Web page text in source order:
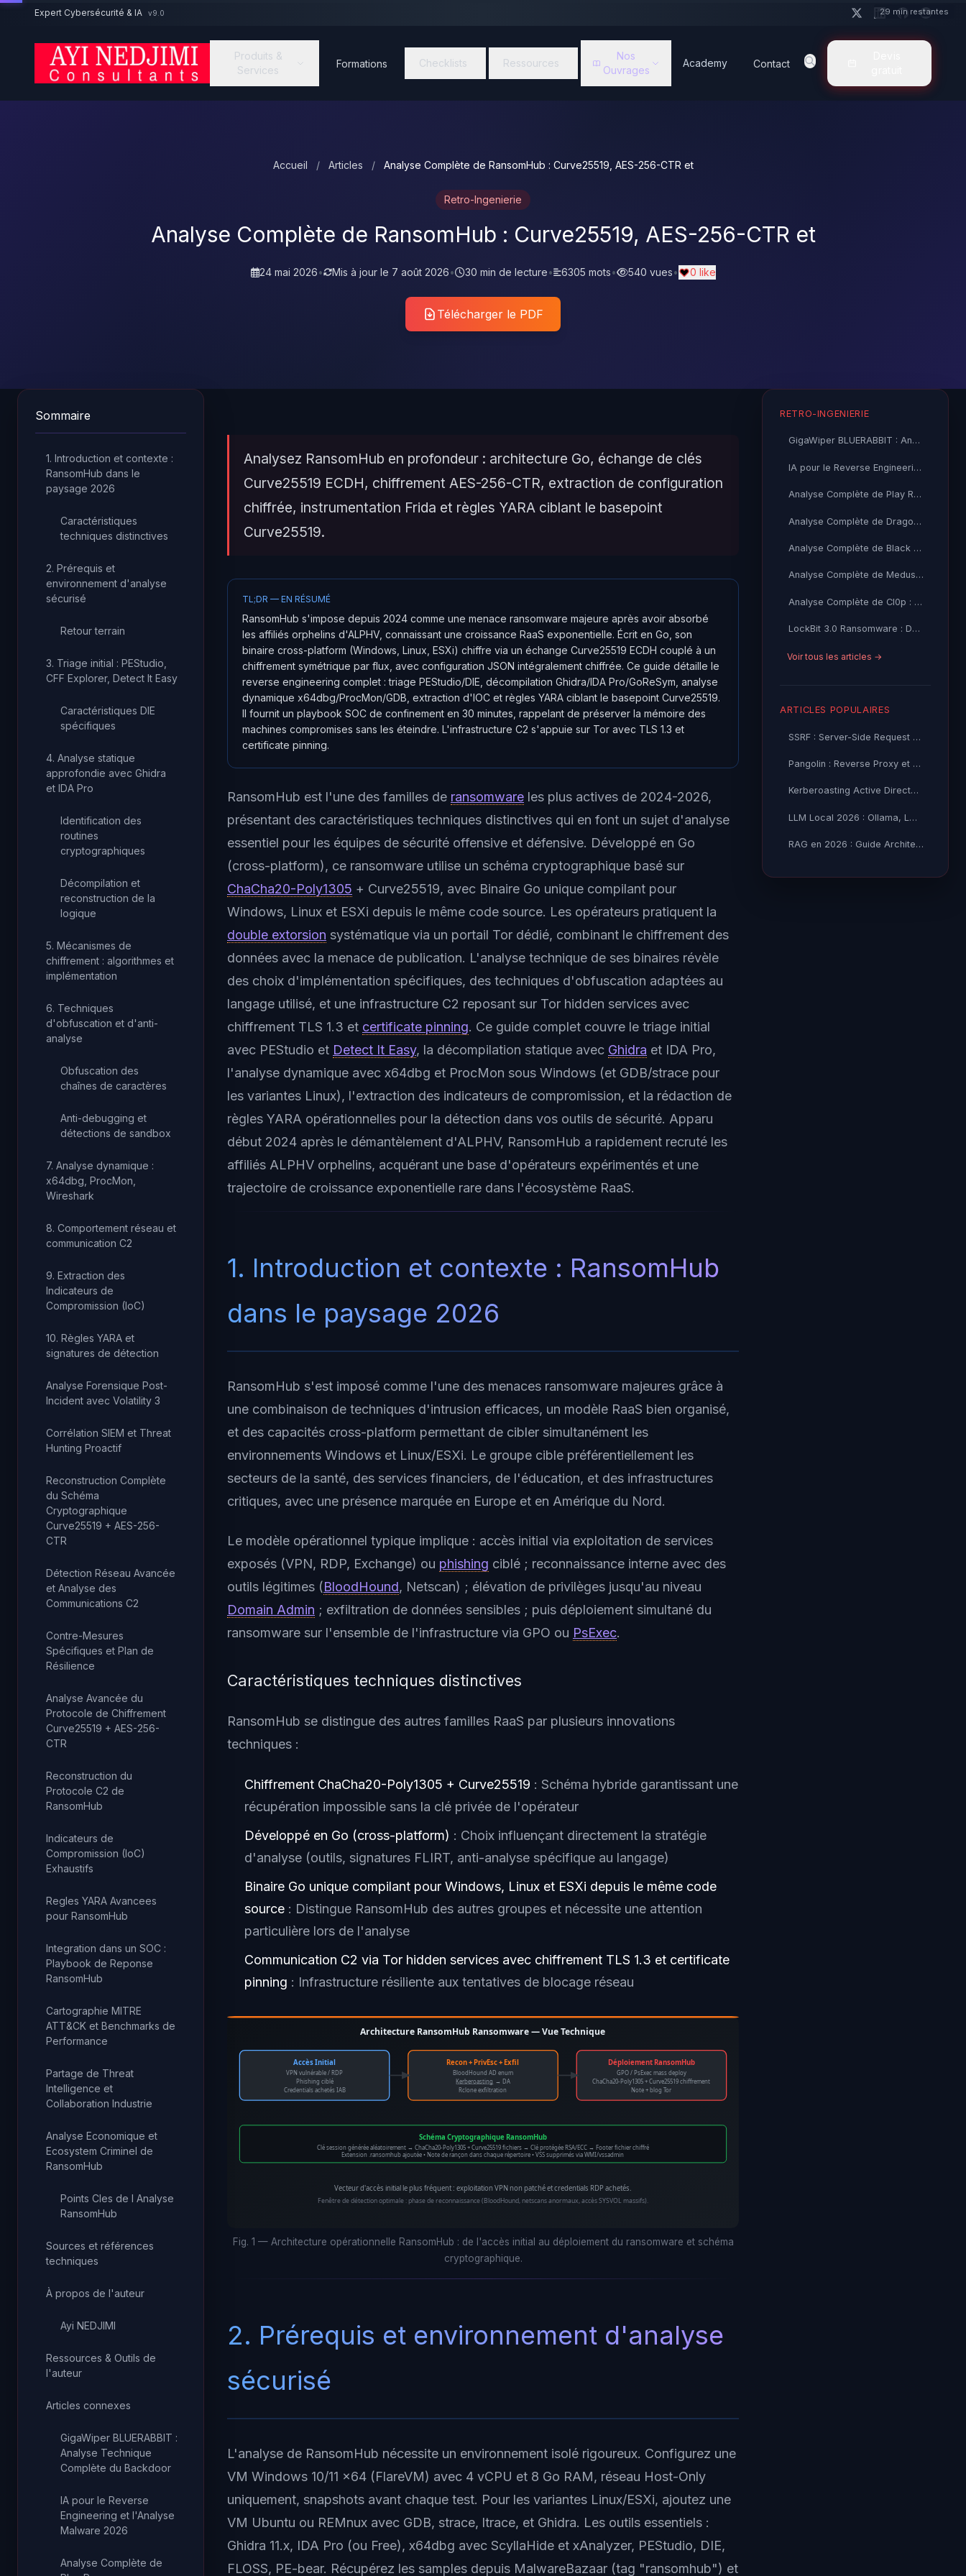
Aller au contenu principal
Expert Cybersécurité & IA v9.0
Produits &
Services
Formations Checklists Ressources
Nos
Ouvrages
Academy Contact
Accueil / Articles / Analyse Complète de RansomHub : Curve25519, AES-256-CTR et
Retro-Ingenierie
Analyse Complète de RansomHub : Curve25519, AES-256-CTR et
24 mai 2026• Mis à jour le 7 août 2026• 30 min de lecture• 6305 mots• 540 vues• 0 like
Télécharger le PDF
Sommaire
1. Introduction et contexte :
RansomHub dans le
paysage 2026
Caractéristiques
techniques distinctives
2. Prérequis et
environnement d'analyse
sécurisé
Retour terrain
3. Triage initial : PEStudio,
CFF Explorer, Detect It Easy
Caractéristiques DIE
spécifiques
4. Analyse statique
approfondie avec Ghidra
et IDA Pro
Identification des
routines
cryptographiques
Décompilation et
reconstruction de la
logique
5. Mécanismes de
chiffrement : algorithmes et
implémentation
6. Techniques
d'obfuscation et d'anti-
analyse
Obfuscation des
chaînes de caractères
Anti-debugging et
détections de sandbox
7. Analyse dynamique :
x64dbg, ProcMon,
Wireshark
8. Comportement réseau et
communication C2
9. Extraction des
Indicateurs de
Compromission (IoC)
10. Règles YARA et
signatures de détection
Analyse Forensique Post-
Incident avec Volatility 3
Corrélation SIEM et Threat
Hunting Proactif
Reconstruction Complète
du Schéma
Cryptographique
Curve25519 + AES-256-
CTR
Détection Réseau Avancée
et Analyse des
Communications C2
Contre-Mesures
Spécifiques et Plan de
Résilience
Analyse Avancée du
Protocole de Chiffrement
Curve25519 + AES-256-
CTR
Reconstruction du
Protocole C2 de
RansomHub
Indicateurs de
Compromission (IoC)
Exhaustifs
Regles YARA Avancees
pour RansomHub
Integration dans un SOC :
Playbook de Reponse
RansomHub
Cartographie MITRE
ATT&CK et Benchmarks de
Performance
Partage de Threat
Intelligence et
Collaboration Industrie
Analyse Economique et
Ecosystem Criminel de
RansomHub
Points Cles de l Analyse
RansomHub
Sources et références
techniques
À propos de l'auteur
Ayi NEDJIMI
Ressources & Outils de
l'auteur
Articles connexes
GigaWiper BLUERABBIT :
Analyse Technique
Complète du Backdoor
IA pour le Reverse
Engineering et l'Analyse
Malware 2026
Analyse Complète de
Analysez RansomHub en profondeur : architecture Go, échange de clés
Curve25519 ECDH, chiffrement AES-256-CTR, extraction de configuration
chiffrée, instrumentation Frida et règles YARA ciblant le basepoint
Curve25519.
TL;DR — EN RÉSUMÉ
RansomHub s'impose depuis 2024 comme une menace ransomware majeure après avoir absorbé
les affiliés orphelins d'ALPHV, connaissant une croissance RaaS exponentielle. Écrit en Go, son
binaire cross-platform (Windows, Linux, ESXi) chiffre via un échange Curve25519 ECDH couplé à un
chiffrement symétrique par flux, avec configuration JSON intégralement chiffrée. Ce guide détaille le
reverse engineering complet : triage PEStudio/DIE, décompilation Ghidra/IDA Pro/GoReSym, analyse
dynamique x64dbg/ProcMon/GDB, extraction d'IOC et règles YARA ciblant le basepoint Curve25519.
Il fournit un playbook SOC de confinement en 30 minutes, rappelant de préserver la mémoire des
machines compromises sans les éteindre. L'infrastructure C2 s'appuie sur Tor avec TLS 1.3 et
certificate pinning.
RansomHub est l'une des familles de ransomware les plus actives de 2024-2026,
présentant des caractéristiques techniques distinctives qui en font un sujet d'analyse
essentiel pour les équipes de sécurité offensive et défensive. Développé en Go
(cross-platform), ce ransomware utilise un schéma cryptographique basé sur
ChaCha20-Poly1305 + Curve25519, avec Binaire Go unique compilant pour
Windows, Linux et ESXi depuis le même code source. Les opérateurs pratiquent la
double extorsion systématique via un portail Tor dédié, combinant le chiffrement des
données avec la menace de publication. L'analyse technique de ses binaires révèle
des choix d'implémentation spécifiques, des techniques d'obfuscation adaptées au
langage utilisé, et une infrastructure C2 reposant sur Tor hidden services avec
chiffrement TLS 1.3 et certificate pinning. Ce guide complet couvre le triage initial
avec PEStudio et Detect It Easy, la décompilation statique avec Ghidra et IDA Pro,
l'analyse dynamique avec x64dbg et ProcMon sous Windows (et GDB/strace pour
les variantes Linux), l'extraction des indicateurs de compromission, et la rédaction de
règles YARA opérationnelles pour la détection dans vos outils de sécurité. Apparu
début 2024 après le démantèlement d'ALPHV, RansomHub a rapidement recruté les
affiliés ALPHV orphelins, acquérant une base d'opérateurs expérimentés et une
trajectoire de croissance exponentielle rare dans l'écosystème RaaS.
1. Introduction et contexte : RansomHub
dans le paysage 2026
RansomHub s'est imposé comme l'une des menaces ransomware majeures grâce à
une combinaison de techniques d'intrusion efficaces, un modèle RaaS bien organisé,
et des capacités cross-platform permettant de cibler simultanément les
environnements Windows et Linux/ESXi. Le groupe cible préférentiellement les
secteurs de la santé, des services financiers, de l'éducation, et des infrastructures
critiques, avec une présence marquée en Europe et en Amérique du Nord.
Le modèle opérationnel typique implique : accès initial via exploitation de services
exposés (VPN, RDP, Exchange) ou phishing ciblé ; reconnaissance interne avec des
outils légitimes (BloodHound, Netscan) ; élévation de privilèges jusqu'au niveau
Domain Admin ; exfiltration de données sensibles ; puis déploiement simultané du
ransomware sur l'ensemble de l'infrastructure via GPO ou PsExec.
Caractéristiques techniques distinctives
RansomHub se distingue des autres familles RaaS par plusieurs innovations
techniques :
Chiffrement ChaCha20-Poly1305 + Curve25519 : Schéma hybride garantissant une
récupération impossible sans la clé privée de l'opérateur
Développé en Go (cross-platform) : Choix influençant directement la stratégie
d'analyse (outils, signatures FLIRT, anti-analyse spécifique au langage)
Binaire Go unique compilant pour Windows, Linux et ESXi depuis le même code
source : Distingue RansomHub des autres groupes et nécessite une attention
particulière lors de l'analyse
Communication C2 via Tor hidden services avec chiffrement TLS 1.3 et certificate
pinning : Infrastructure résiliente aux tentatives de blocage réseau
Architecture RansomHub Ransomware — Vue Technique
Accès Initial
VPN vulnérable / RDP
Phishing ciblé
Credentials achetés IAB
Recon + PrivEsc + Exfil
BloodHound AD enum
Kerberoasting → DA
Rclone exfiltration
Déploiement RansomHub
GPO / PsExec mass deploy
ChaCha20-Poly1305 + Curve25519 chiffrement
Note + blog Tor
Schéma Cryptographique RansomHub
Clé session générée aléatoirement → ChaCha20-Poly1305 + Curve25519 fichiers → Clé protégée RSA/ECC → Footer fichier chiffré
Extension .ransomhub ajoutée • Note de rançon dans chaque répertoire • VSS supprimés via WMI/vssadmin
Vecteur d'accès initial le plus fréquent : exploitation VPN non patché et credentials RDP achetés.
Fenêtre de détection optimale : phase de reconnaissance (BloodHound, netscans anormaux, accès SYSVOL massifs).
Fig. 1 — Architecture opérationnelle RansomHub : de l'accès initial au déploiement du ransomware et schéma
cryptographique.
2. Prérequis et environnement d'analyse
sécurisé
L'analyse de RansomHub nécessite un environnement isolé rigoureux. Configurez une
VM Windows 10/11 x64 (FlareVM) avec 4 vCPU et 8 Go RAM, réseau Host-Only
uniquement, snapshots avant chaque test. Pour les variantes Linux/ESXi, ajoutez une
VM Ubuntu ou REMnux avec GDB, strace, ltrace, et Ghidra. Les outils essentiels :
Ghidra 11.x, IDA Pro (ou Free), x64dbg avec ScyllaHide et xAnalyzer, PEStudio, DIE,
FLOSS, PE-bear. Récupérez les samples depuis MalwareBazaar (tag "ransomhub") et
RETRO-INGENIERIE
GigaWiper BLUERABBIT : Analyse Technique Complète du Backdoor
IA pour le Reverse Engineering et l'Analyse Malware 2026
Analyse Complète de Play Ransomware
Analyse Complète de DragonForce : ChaCha20-Poly1305, Fork
Analyse Complète de Black Basta
Analyse Complète de Medusa Ransomware : AES-256-CBC, RSA-2048
Analyse Complète de Cl0p : RC4, WMI VSS et Variantes ESXi
LockBit 3.0 Ransomware : Décompilation et Analyse Technique
Voir tous les articles →
ARTICLES POPULAIRES
SSRF : Server-Side Request Forgery — Exploitation Avancée
Pangolin : Reverse Proxy et Tunnel Self-Hosted — Guide
Kerberoasting Active Directory : Attaque et Défense 2026
LLM Local 2026 : Ollama, LM Studio ou vLLM — Quel Outil selon
RAG en 2026 : Guide Architecture, Vectorisation & Chunking
29 min restantes